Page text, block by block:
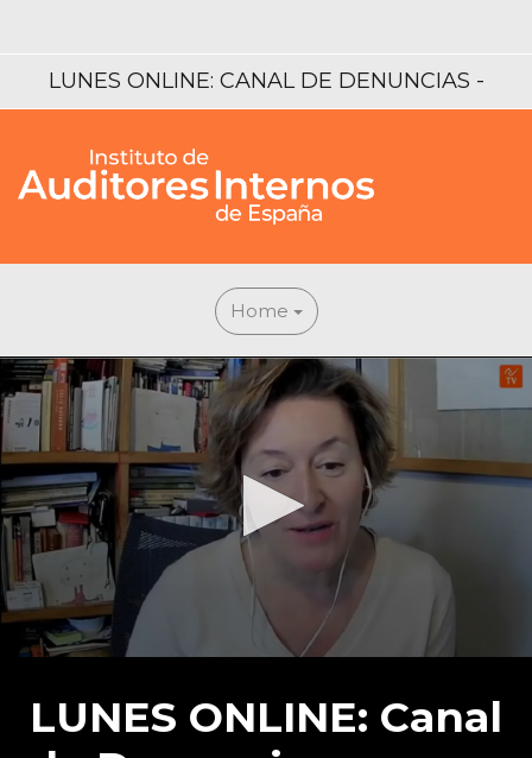
LUNES ONLINE: CANAL DE DENUNCIAS -
Home
LUNES ONLINE: Canal